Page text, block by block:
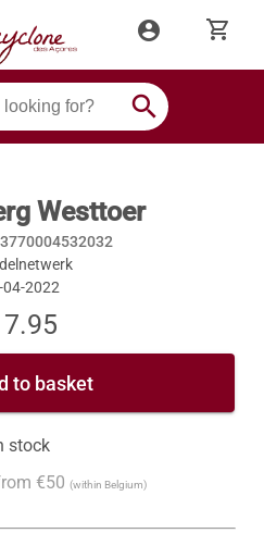
account_circle shopping_cart
search
Westtoer
3770004532032
04-2022
to basket
stock
€50 (within Belgium)